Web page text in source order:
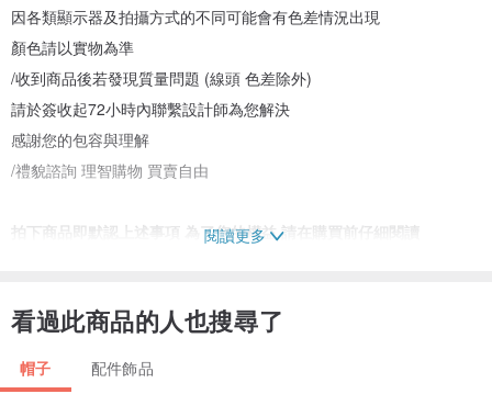
因各類顯示器及拍攝方式的不同可能會有色差情況出現
顏色請以實物為準
/收到商品後若發現質量問題 (線頭 色差除外)
請於簽收起72小時內聯繫設計師為您解決
感謝您的包容與理解
/禮貌諮詢 理智購物 買賣自由
拍下商品即默認上述事項 為了您的權益 請在購買前仔細閱讀
閱讀更多
看過此商品的人也搜尋了
帽子 配件飾品